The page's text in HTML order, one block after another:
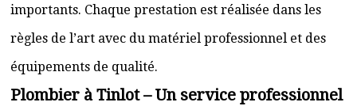
importants. Chaque prestation est réalisée dans les
règles de l’art avec du matériel professionnel et des
équipements de qualité.
Plombier à Tinlot – Un service professionnel